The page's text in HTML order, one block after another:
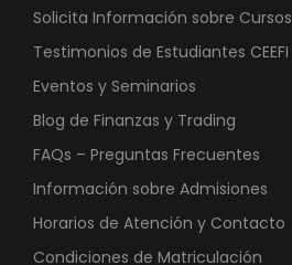
Solicita Información sobre Cursos
Testimonios de Estudiantes CEEFI
Eventos y Seminarios
Blog de Finanzas y Trading
FAQs – Preguntas Frecuentes
Información sobre Admisiones
Horarios de Atención y Contacto
Condiciones de Matriculación